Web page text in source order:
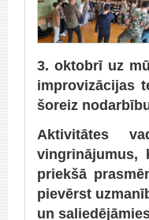
3. oktobrī uz
improvizācijas
šoreiz
Aktivitātes
vingrinājumus,
priekšā
pievērst
un